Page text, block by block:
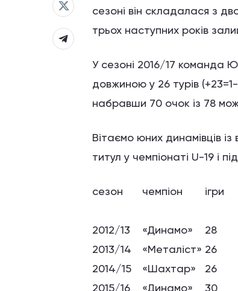
сезоні він складалася з
трьох наступних років
У сезоні 2016/17 команда
довжиною у 26 турів
набравши 70 очок із 78
Вітаємо юних динамівців
титул у чемпіонаті U-19 і
сезон чемпіон ігри
2012/13
«Динамо» 28
2013/14
«Металіст» 26
2014/15
«Шахтар» 26
2015/16
«Динамо» 30